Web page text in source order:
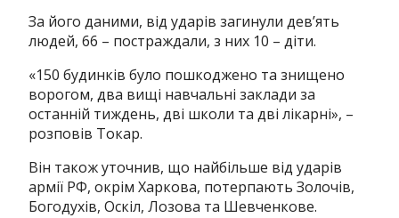
За його даними, від ударів загинули дев’ять
людей, 66 – постраждали, з них 10 – діти.
«150 будинків було пошкоджено та знищено
ворогом, два вищі навчальні заклади за
останній тиждень, дві школи та дві лікарні», –
розповів Токар.
Він також уточнив, що найбільше від ударів
армії РФ, окрім Харкова, потерпають Золочів,
Богодухів, Оскіл, Лозова та Шевченкове.